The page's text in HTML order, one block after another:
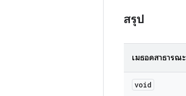
สรุป
เมธอดสาธารณะ
void